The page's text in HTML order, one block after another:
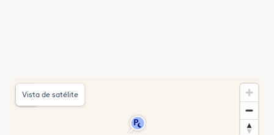
Vista de satélite